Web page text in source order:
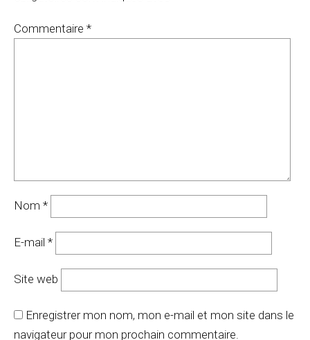
Commentaire *
Nom *
E-mail *
Site web
Enregistrer mon nom, mon e-mail et mon site dans le
navigateur pour mon prochain commentaire.